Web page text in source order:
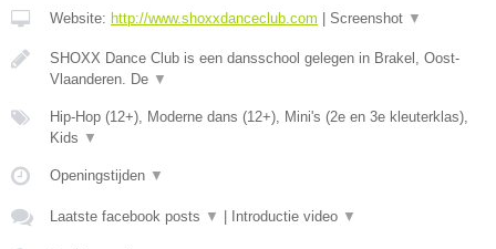
Website: http://www.shoxxdanceclub.com | Screenshot ▼
SHOXX Dance Club is een dansschool gelegen in Brakel, Oost-
Vlaanderen. De ▼
Hip-Hop (12+), Moderne dans (12+), Mini's (2e en 3e kleuterklas),
Kids ▼
Openingstijden ▼
Laatste facebook posts ▼ | Introductie video ▼